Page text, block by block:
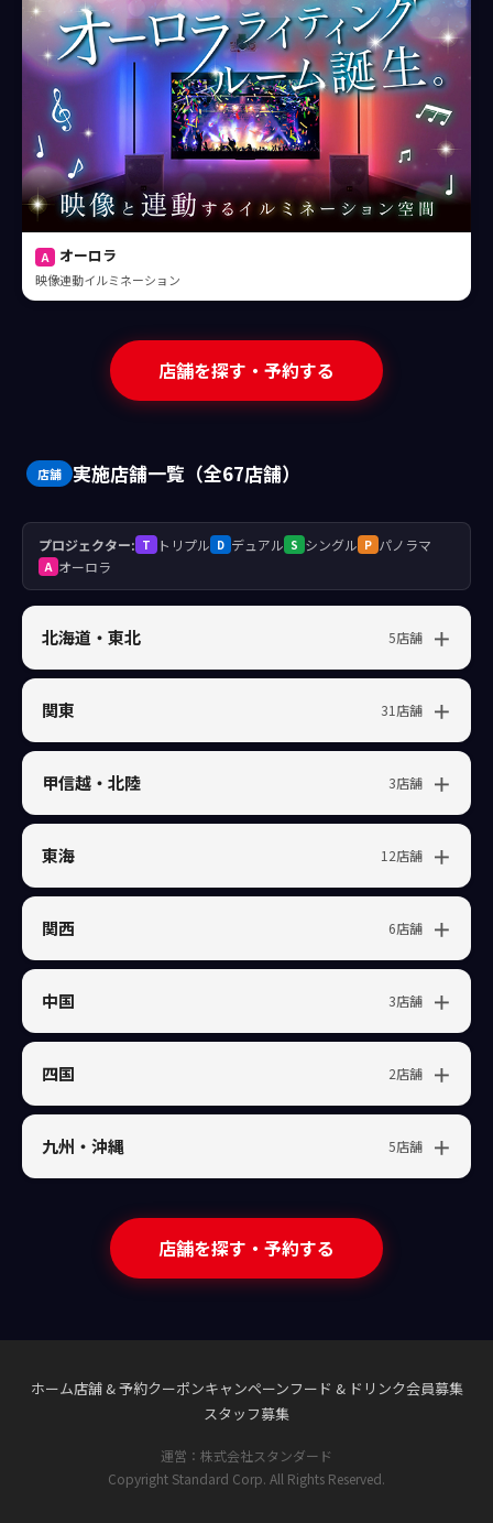
A オーロラ
映像連動イルミネーション
店舗を探す・予約する
店舗 実施店舗一覧（全67店舗）
プロジェクター: T トリプル D デュアル S シングル P パノラマ
A オーロラ
北海道・東北 5店舗
関東 31店舗
甲信越・北陸 3店舗
東海 12店舗
関西 6店舗
中国 3店舗
四国 2店舗
九州・沖縄 5店舗
店舗を探す・予約する
ホーム店舗 & 予約クーポンキャンペーンフード & ドリンク会員募集
スタッフ募集
運営：株式会社スタンダード
Copyright Standard Corp. All Rights Reserved.